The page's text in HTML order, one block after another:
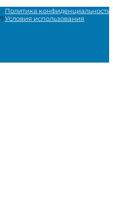
Политика конфиденциальности
Условия использования